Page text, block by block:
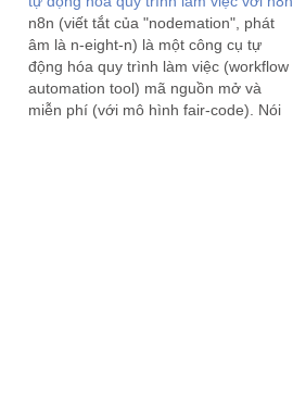
n8n (viết tắt của "nodemation", phát
âm là n-eight-n) là một công cụ tự
động hóa quy trình làm việc (workflow
automation tool) mã nguồn mở và
miễn phí (với mô hình fair-code). Nói